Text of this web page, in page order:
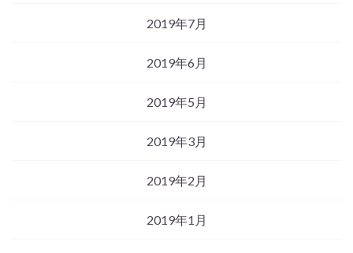
2019年7月
2019年6月
2019年5月
2019年3月
2019年2月
2019年1月